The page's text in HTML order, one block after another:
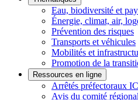
Eau, biodiversité et
Énergie, climat, air,
Prévention des risques
Transports et véhicules
Mobilités et
Promotion de la
Ressources en ligne
Arrêtés préfectoraux
Avis du comité